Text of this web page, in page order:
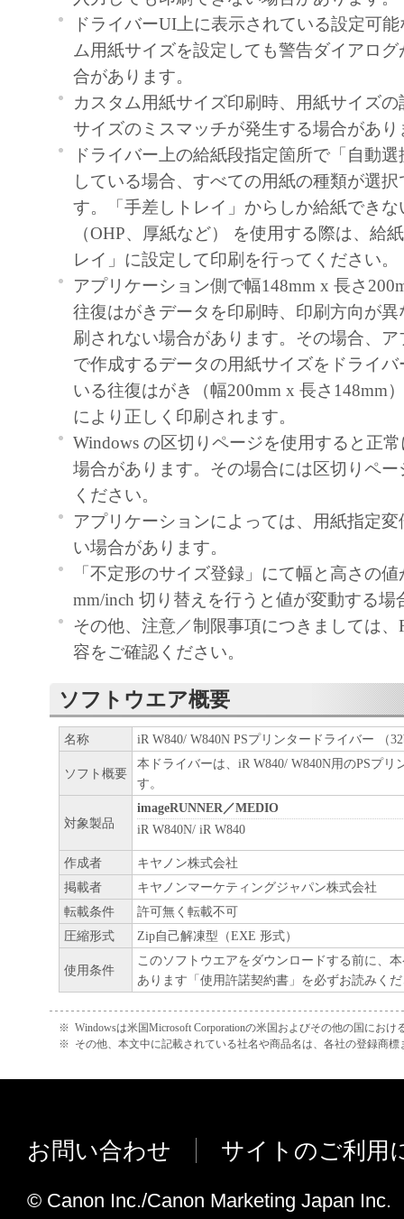
に使用もしくは利用させることはできませ
（４）お客様は、本ソフトウェアの全部ま
製、修正、改変、リバース・エンジニアリ
イルまたは逆アセンブル等することはでき
三者にこのような行為をさせてはなりませ
（５）弊社は、本ソフトウェアをお客様が
から６ヶ月間に限り、本ソフトウェアの記
な欠陥がないことを保証します。
（６）前項に定める場合を除き、弊社、弊
ス許諾者および販売店は、本ソフトウェア
の目的のために適当であること、もしくは
と、または本ソフトウェアにバグがないこ
フトウェアに関していかなる保証もいたし
（７）弊社、弊社へのライセンス許諾者お
本ソフトウェアの使用に付随または関連し
または間接的な損失、損害等について、い
いても一切の責任を負いません。
（８）弊社、弊社へのライセンス許諾者お
本ソフトウェアの使用に起因または関連し
者との間に生じたいかなる紛争について一
せん。
な認可等を得ることなしに、一部または全
ソフトウェアを、直接または間接に輸出し
ん。また、お客様は、該当する輸出入関連
ものとします。
（１０）お客様は、本ソフトウェア及びそ
せることができます。
（１１）お客様が本契約のいずれかの条項
合、弊社はお客様の使用権を終了させるこ
とします。この場合、お客様は本ソフトウ
ての複製物を破棄するものとします。
（１２）本契約のいずれかの条項またはそ
（１３）本契約に関わる紛争は、東京地方
判所として解決するものとします。
ドライバーUI上に表示されている設定可
ム用紙サイズを設定しても警告ダイアロ
合があります。
カスタム用紙サイズ印刷時、用紙サイズ
サイズのミスマッチが発生する場合があり
ドライバー上の給紙段指定箇所で「自動
している場合、すべての用紙の種類が選
す。「手差しトレイ」からしか給紙でき
（OHP、厚紙など） を使用する際は、給
レイ」に設定して印刷を行ってください。
アプリケーション側で幅148mm x 長さ
往復はがきデータを印刷時、印刷方向が
刷されない場合があります。その場合、
で作成するデータの用紙サイズをドライ
いる往復はがき（幅200mm x 長さ148mm
により正しく印刷されます。
Windows の区切りページを使用すると正
場合があります。その場合には区切りペ
ください。
アプリケーションによっては、用紙指定
い場合があります。
「不定形のサイズ登録」にて幅と高さの
mm/inch 切り替えを行うと値が変動する場
その他、注意／制限事項につきましては、
容をご確認ください。
ソフトウエア概要
名称 iR W840/ W840N PSプリンタードライバー （
ソフト概要
本ドライバーは、iR W840/ W840N用のPSプリ
す。
対象製品
imageRUNNER／MEDIO
iR W840N/ iR W840
作成者
キヤノン株式会社
掲載者
キヤノンマーケティングジャパン株式会社
転載条件
許可無く転載不可
圧縮形式
Zip自己解凍型（EXE 形式）
使用条件
このソフトウエアをダウンロードする前に、
あります「使用許諾契約書」を必ずお読みく
※ Windowsは米国Microsoft Corporationの米国およびその他の国におけ
※ その他、本文中に記載されている社名や商品名は、各社の登録商標
お問い合わせ サイトのご利用
© Canon Inc./Canon Marketing Japan Inc.